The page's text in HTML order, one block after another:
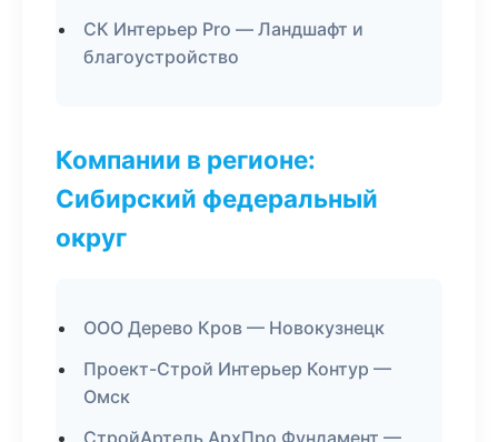
СК Интерьер Pro — Ландшафт и
благоустройство
Компании в регионе:
Сибирский федеральный
округ
ООО Дерево Кров — Новокузнецк
Проект-Строй Интерьер Контур —
Омск
СтройАртель АрхПро Фундамент —